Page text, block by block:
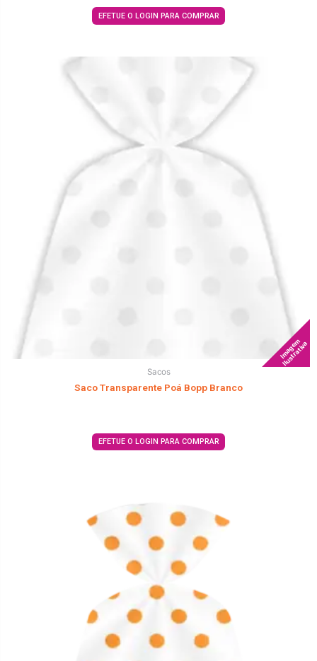
EFETUE O LOGIN PARA COMPRAR
Imagem
Ilustrativa
Sacos
Saco Transparente Poá Bopp Branco
EFETUE O LOGIN PARA COMPRAR